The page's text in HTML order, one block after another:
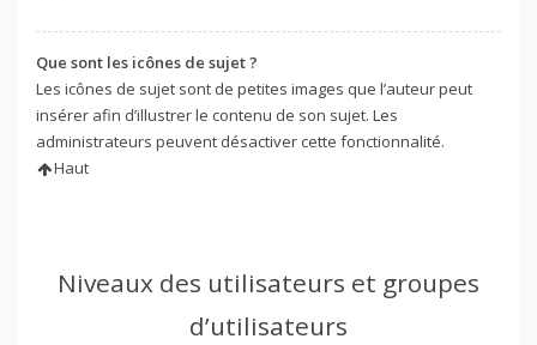
Que sont les icônes de sujet ?
Les icônes de sujet sont de petites images que l’auteur peut
insérer afin d’illustrer le contenu de son sujet. Les
administrateurs peuvent désactiver cette fonctionnalité.
Haut
Niveaux des utilisateurs et groupes
d’utilisateurs